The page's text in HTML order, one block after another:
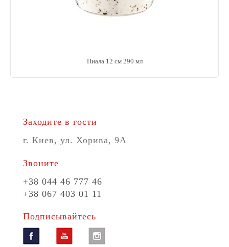
Пиала 12 см 290 мл
Заходите в гости
г. Киев, ул. Хорива, 9A
Звоните
+38 044 46 777 46
+38 067 403 01 11
Подписывайтесь